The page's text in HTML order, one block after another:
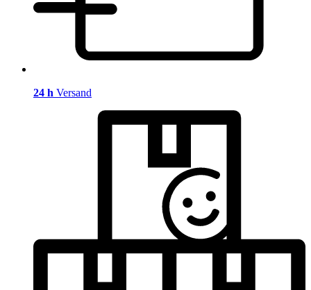
24 h Versand